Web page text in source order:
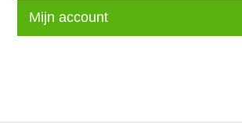
Mijn account